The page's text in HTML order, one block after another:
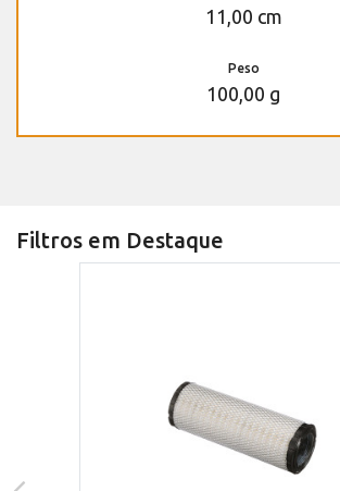
11,00 cm
Peso
100,00 g
Filtros em Destaque